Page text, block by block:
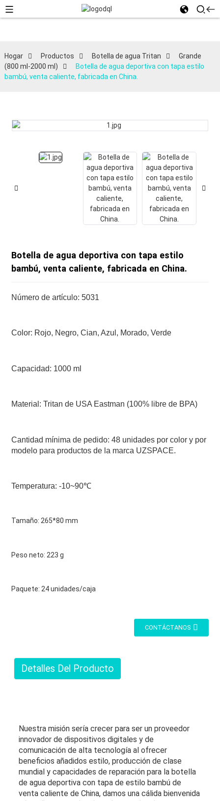
Hogar Productos Botella de agua Tritan
Grande
(800 ml-2000 ml)
Botella de agua deportiva con tapa estilo
bambú, venta caliente, fabricada en China.
Botella de agua deportiva con tapa estilo
bambú, venta caliente, fabricada en China.
Número de artículo: 5031
Color: Rojo, Negro, Cian, Azul, Morado, Verde
Capacidad: 1000 ml
Material: Tritan de USA Eastman (100% libre de BPA)
Cantidad mínima de pedido: 48 unidades por color y por
modelo para productos de la marca UZSPACE.
Temperatura: -10~90℃
Tamaño: 265*80 mm
Peso neto: 223 g
Paquete: 24 unidades/caja
CONTÁCTANOS
Detalles Del Producto
Nuestra misión sería crecer para ser un proveedor
innovador de dispositivos digitales y de
comunicación de alta tecnología al ofrecer
beneficios añadidos estilo, producción de clase
mundial y capacidades de reparación para la botella
de agua deportiva con tapa de estilo bambú de
venta caliente de China, damos una cálida bienvenida